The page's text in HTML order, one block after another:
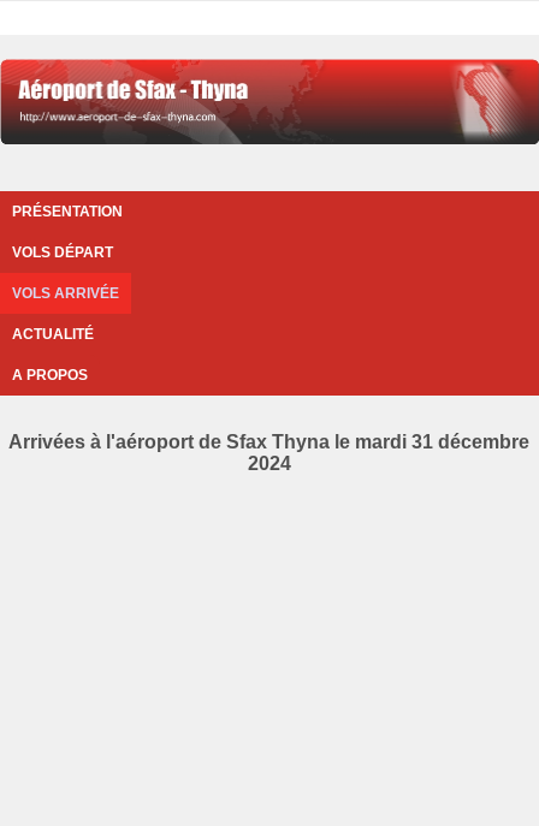
PRÉSENTATION
VOLS DÉPART
VOLS ARRIVÉE
ACTUALITÉ
A PROPOS
Arrivées à l'aéroport de Sfax Thyna le mardi 31 décembre
2024